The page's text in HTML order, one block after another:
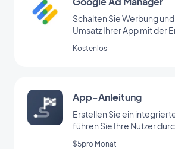
Schalten Sie Werbung
Umsatz Ihrer App mit der
Kostenlos
App-Anleitung
Erstellen Sie ein
führen Sie Ihre Nutzer
Start Ihrer App
$5pro Monat